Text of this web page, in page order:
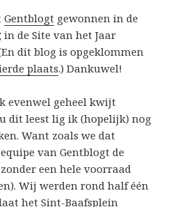
Gentblogt gewonnen in de
in de Site van het Jaar
dit blog is opgeklommen
plaats.) Dankuwel!
evenwel geheel kwijt
dit leest lig ik (hopelijk) nog
Want zoals we dat
van Gentblogt de
een hele voorraad
Wij werden rond half één
het Sint-Baafsplein